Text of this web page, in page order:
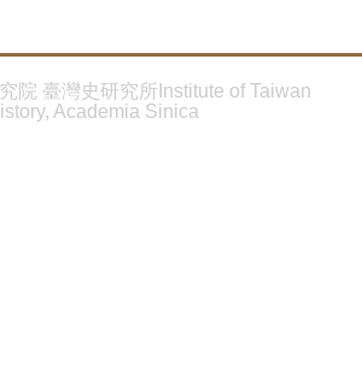
院 臺灣史研究所Institute of Taiwan
Academia Sinica